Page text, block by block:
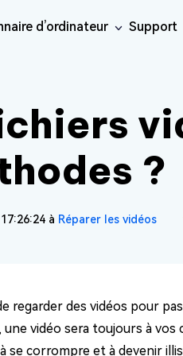
Récupérer les données Android
Récupérer les discussions LINE
sans sauvegarde
de
de
IA
Réparation de
Réparation de
Réparation
d’ordinateur
·
Windows
· Étendre
Support
?
à Réparer les vidéos
regarder des vidéos pour
une vidéo sera toujours à
se corrompre et à devenir